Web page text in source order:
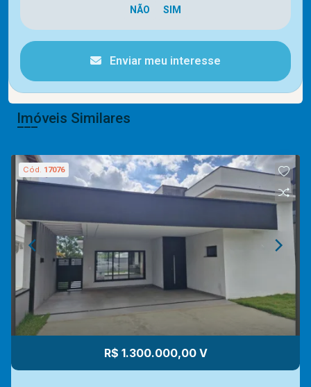
Enviar meu interesse
Imóveis Similares
Cód. 17076
R$ 1.300.000,00 V